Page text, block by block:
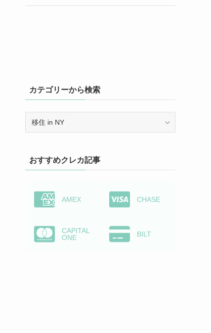
カテゴリーから検索
ー
か
おすすめクレカ記事
AMEX CHASE
CAPITAL
ONE
BILT